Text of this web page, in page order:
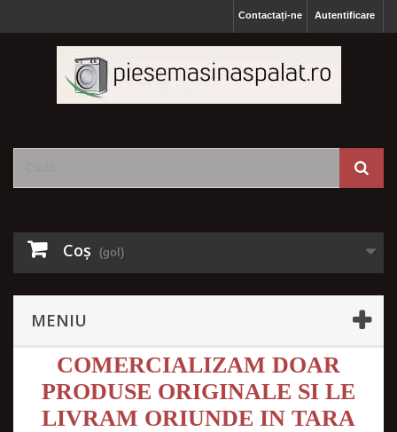
Autentificare
Contactați-ne
Coş (gol)
MENIU
COMERCIALIZAM DOAR
PRODUSE ORIGINALE SI LE
LIVRAM ORIUNDE IN TARA